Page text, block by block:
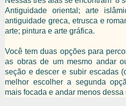
Antiguidade oriental; arte
antiguidade greca, etrusca e
arte; pintura e arte gráfica.
Você tem duas opções para
as obras de um mesmo andar
seção e descer e subir escadas
melhor escolher a segunda
mais focada e andar menos dessa